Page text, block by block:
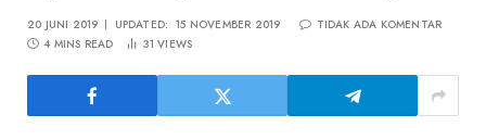
20 JUNI 2019 UPDATED: 15 NOVEMBER 2019
TIDAK ADA KOMENTAR
4 MINS READ
31VIEWS